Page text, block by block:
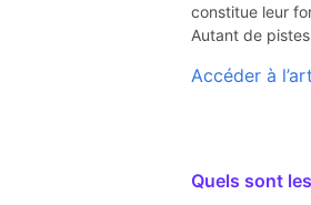
constitue leur
Autant de
Accéder à
Quels sont